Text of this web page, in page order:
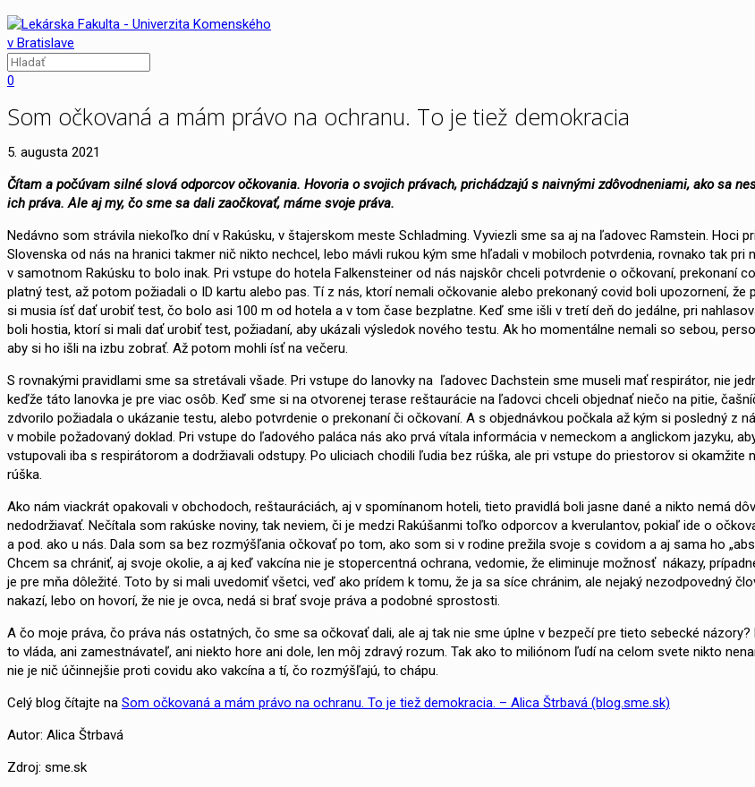
0
Som očkovaná a mám právo na ochranu. To je tiež demokracia
5. augusta 2021
Čítam a počúvam silné slová odporcov očkovania. Hovoria o svojich právach, prichádzajú s naivnými zdôvodneniami, ako sa
ich práva. Ale aj my, čo sme sa dali zaočkovať, máme svoje práva.
Nedávno som strávila niekoľko dní v Rakúsku, v štajerskom meste Schladming. Vyviezli sme sa aj na ľadovec Ramstein. Hoci
Slovenska od nás na hranici takmer nič nikto nechcel, lebo mávli rukou kým sme hľadali v mobiloch potvrdenia, rovnako tak pri
v samotnom Rakúsku to bolo inak. Pri vstupe do hotela Falkensteiner od nás najskôr chceli potvrdenie o očkovaní, prekonaní
platný test, až potom požiadali o ID kartu alebo pas. Tí z nás, ktorí nemali očkovanie alebo prekonaný covid boli upozornení, že
si musia ísť dať urobiť test, čo bolo asi 100 m od hotela a v tom čase bezplatne. Keď sme išli v tretí deň do jedálne, pri
boli hostia, ktorí si mali dať urobiť test, požiadaní, aby ukázali výsledok nového testu. Ak ho momentálne nemali so sebou,
aby si ho išli na izbu zobrať. Až potom mohli ísť na večeru.
S rovnakými pravidlami sme sa stretávali všade. Pri vstupe do lanovky na ľadovec Dachstein sme museli mať respirátor, nie
keďže táto lanovka je pre viac osôb. Keď sme si na otvorenej terase reštaurácie na ľadovci chceli objednať niečo na pitie,
zdvorilo požiadala o ukázanie testu, alebo potvrdenie o prekonaní či očkovaní. A s objednávkou počkala až kým si posledný z
v mobile požadovaný doklad. Pri vstupe do ľadového paláca nás ako prvá vítala informácia v nemeckom a anglickom jazyku,
vstupovali iba s respirátorom a dodržiavali odstupy. Po uliciach chodili ľudia bez rúška, ale pri vstupe do priestorov si okamžite
rúška.
Ako nám viackrát opakovali v obchodoch, reštauráciách, aj v spomínanom hoteli, tieto pravidlá boli jasne dané a nikto nemá
nedodržiavať. Nečítala som rakúske noviny, tak neviem, či je medzi Rakúšanmi toľko odporcov a kverulantov, pokiaľ ide o
a pod. ako u nás. Dala som sa bez rozmýšľania očkovať po tom, ako som si v rodine prežila svoje s covidom a aj sama ho
Chcem sa chrániť, aj svoje okolie, a aj keď vakcína nie je stopercentná ochrana, vedomie, že eliminuje možnosť nákazy,
je pre mňa dôležité. Toto by si mali uvedomiť všetci, veď ako prídem k tomu, že ja sa síce chránim, ale nejaký nezodpovedný
nakazí, lebo on hovorí, že nie je ovca, nedá si brať svoje práva a podobné sprostosti.
A čo moje práva, čo práva nás ostatných, čo sme sa očkovať dali, ale aj tak nie sme úplne v bezpečí pre tieto sebecké názory?
to vláda, ani zamestnávateľ, ani niekto hore ani dole, len môj zdravý rozum. Tak ako to miliónom ľudí na celom svete nikto
nie je nič účinnejšie proti covidu ako vakcína a tí, čo rozmýšľajú, to chápu.
Celý blog čítajte na Som očkovaná a mám právo na ochranu. To je tiež demokracia. – Alica Štrbavá (blog.sme.sk)
Autor: Alica Štrbavá
Zdroj: sme.sk